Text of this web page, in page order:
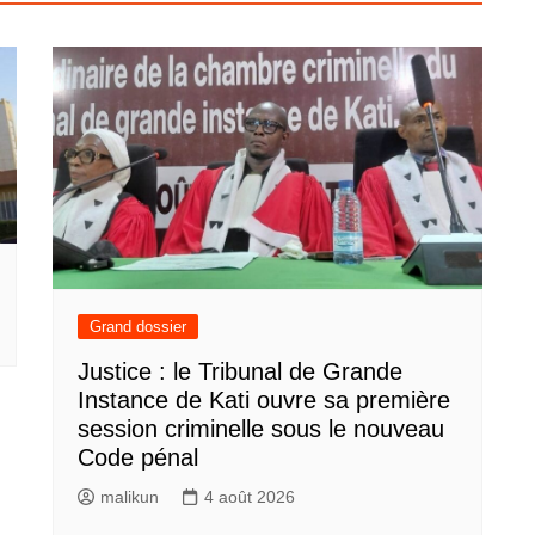
Grand dossier
Justice : le Tribunal de Grande
Instance de Kati ouvre sa première
session criminelle sous le nouveau
Code pénal
malikun 4 août 2026